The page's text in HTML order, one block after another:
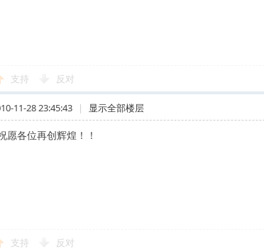
支持 反对
11-28 23:45:43 | 显示全部楼层
愿各位再创辉煌！！
支持 反对